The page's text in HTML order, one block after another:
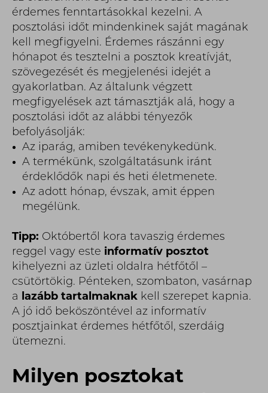
érdemes fenntartásokkal kezelni. A
posztolási időt mindenkinek saját magának
kell megfigyelni. Érdemes rászánni egy
hónapot és tesztelni a posztok kreatívját,
szövegezését és megjelenési idejét a
gyakorlatban. Az általunk végzett
megfigyelések azt támasztják alá, hogy a
posztolási időt az alábbi tényezők
befolyásolják:
Az iparág, amiben tevékenykedünk.
A termékünk, szolgáltatásunk iránt
érdeklődők napi és heti életmenete.
Az adott hónap, évszak, amit éppen
megélünk.
Tipp: Októbertől kora tavaszig érdemes
reggel vagy este informatív posztot
kihelyezni az üzleti oldalra hétfőtől –
csütörtökig. Pénteken, szombaton, vasárnap
a
lazább tartalmaknak kell szerepet kapnia.
A jó idő beköszöntével az informatív
posztjainkat érdemes hétfőtől, szerdáig
ütemezni.
Milyen posztokat